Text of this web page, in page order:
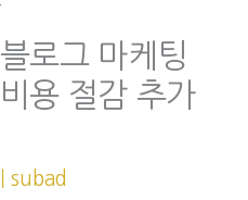
로그 마케팅
용 절감 추가
subad